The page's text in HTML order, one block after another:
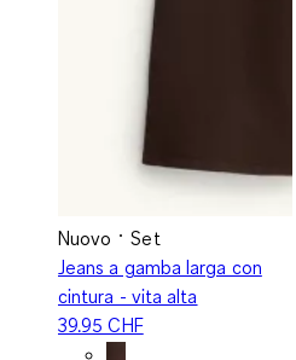
Nuovo
Set
Jeans a gamba larga con
cintura - vita alta
39.95 CHF